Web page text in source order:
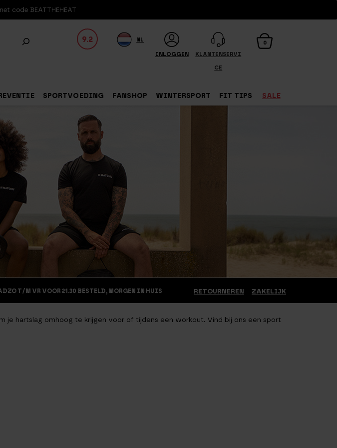
code BEATTHEHEAT
9.2 NL
INLOGGEN KLANTENSERVI
CE
0
SPORTVOEDING FANSHOP WINTERSPORT FIT TIPS SALE
RETOURNEREN ZAKELIJK
ZO T/M VR VOOR 21.30 BESTELD, MORGEN IN HUIS
je hartslag omhoog te krijgen voor of tijdens een workout. Vind bij ons een sport